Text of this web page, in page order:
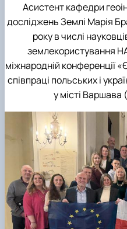
Асистент кафедри
досліджень Землі Марія
року в числі
землекористування
міжнародній конференції
співпраці польських і
у місті